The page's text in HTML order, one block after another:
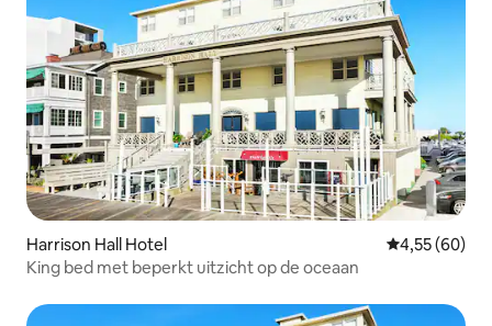
Harrison Hall Hotel Gemiddelde
4,55 (60)
King bed met beperkt uitzicht op de oceaan